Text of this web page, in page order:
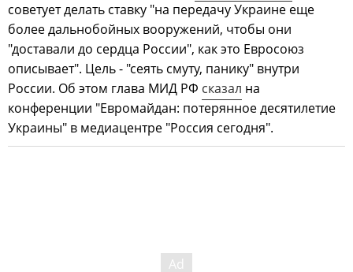
советует делать ставку "на передачу Украине еще
более дальнобойных вооружений, чтобы они
"доставали до сердца России", как это Евросоюз
описывает". Цель - "сеять смуту, панику" внутри
России. Об этом глава МИД РФ сказал на
конференции "Евромайдан: потерянное десятилетие
Украины" в медиацентре "Россия сегодня".